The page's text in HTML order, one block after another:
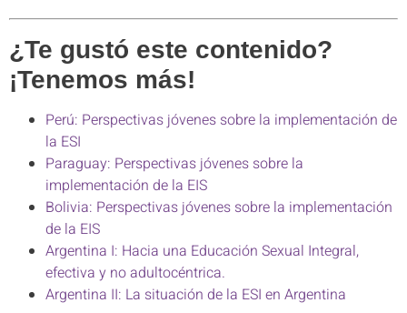
¿Te gustó este contenido?
¡Tenemos más!
Perú: Perspectivas jóvenes sobre la implementación de
la ESI
Paraguay: Perspectivas jóvenes sobre la
implementación de la EIS
Bolivia: Perspectivas jóvenes sobre la implementación
de la EIS
Argentina I: Hacia una Educación Sexual Integral,
efectiva y no adultocéntrica.
Argentina II: La situación de la ESI en Argentina